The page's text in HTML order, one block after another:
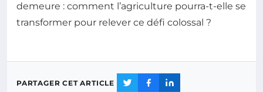
demeure : comment l’agriculture pourra-t-elle se
transformer pour relever ce défi colossal ?
PARTAGER CET ARTICLE